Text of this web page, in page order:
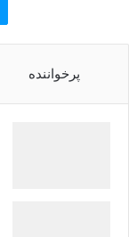
پرخواننده